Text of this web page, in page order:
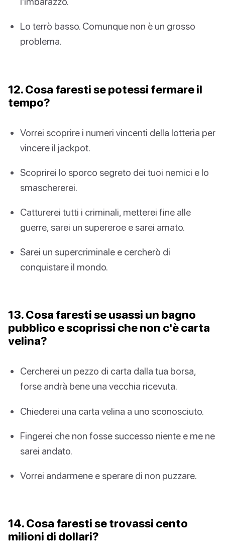
Lo terrò basso. Comunque non è un grosso
problema.
12. Cosa faresti se potessi fermare il
tempo?
Vorrei scoprire i numeri vincenti della lotteria per
vincere il jackpot.
Scoprirei lo sporco segreto dei tuoi nemici e lo
smaschererei.
Catturerei tutti i criminali, metterei fine alle
guerre, sarei un supereroe e sarei amato.
Sarei un supercriminale e cercherò di
conquistare il mondo.
13. Cosa faresti se usassi un bagno
pubblico e scoprissi che non c'è carta
velina?
Cercherei un pezzo di carta dalla tua borsa,
forse andrà bene una vecchia ricevuta.
Chiederei una carta velina a uno sconosciuto.
Fingerei che non fosse successo niente e me ne
sarei andato.
Vorrei andarmene e sperare di non puzzare.
14. Cosa faresti se trovassi cento
milioni di dollari?